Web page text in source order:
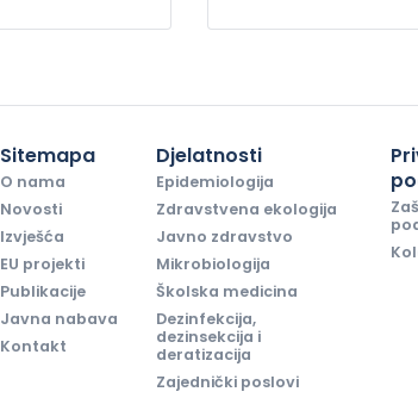
Sitemapa
O nama
Novosti
Izvješća
EU projekti
Publikacije
Javna nabava
Kontakt
Djelatnosti
Epidemiologija
Zdravstvena ekologija
Javno zdravstvo
Mikrobiologija
Školska medicina
Dezinfekcija,
dezinsekcija i
deratizacija
Zajednički poslovi